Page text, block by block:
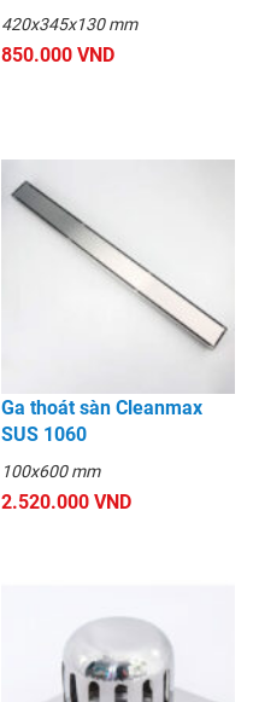
420x345x130 mm
850.000 VND
Ga thoát sàn Cleanmax
SUS 1060
100x600 mm
2.520.000 VND